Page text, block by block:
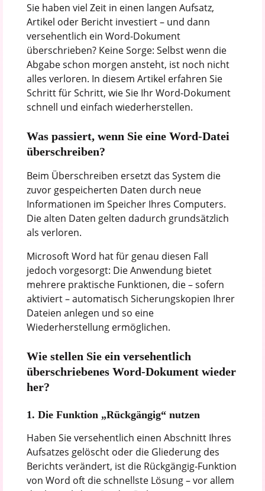
Sie haben viel Zeit in einen langen Aufsatz,
Artikel oder Bericht investiert – und dann
versehentlich ein Word-Dokument
überschrieben? Keine Sorge: Selbst wenn die
Abgabe schon morgen ansteht, ist noch nicht
alles verloren. In diesem Artikel erfahren Sie
Schritt für Schritt, wie Sie Ihr Word-Dokument
schnell und einfach wiederherstellen.
Was passiert, wenn Sie eine Word-Datei
überschreiben?
Beim Überschreiben ersetzt das System die
zuvor gespeicherten Daten durch neue
Informationen im Speicher Ihres Computers.
Die alten Daten gelten dadurch grundsätzlich
als verloren.
Microsoft Word hat für genau diesen Fall
jedoch vorgesorgt: Die Anwendung bietet
mehrere praktische Funktionen, die – sofern
aktiviert – automatisch Sicherungskopien Ihrer
Dateien anlegen und so eine
Wiederherstellung ermöglichen.
Wie stellen Sie ein versehentlich
überschriebenes Word-Dokument wieder
her?
1. Die Funktion „Rückgängig“ nutzen
Haben Sie versehentlich einen Abschnitt Ihres
Aufsatzes gelöscht oder die Gliederung des
Berichts verändert, ist die Rückgängig-Funktion
von Word oft die schnellste Lösung – vor allem